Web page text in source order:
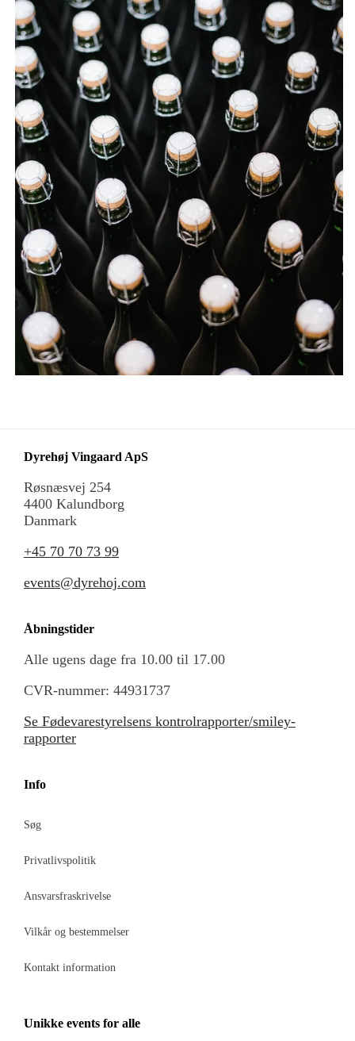
Dyrehøj Vingaard ApS
Røsnæsvej 254
4400 Kalundborg
Danmark
+45 70 70 73 99
events@dyrehoj.com
Åbningstider
Alle ugens dage fra 10.00 til 17.00
CVR-nummer: 44931737
Se Fødevarestyrelsens kontrolrapporter/smiley-
rapporter
Info
Søg
Privatlivspolitik
Ansvarsfraskrivelse
Vilkår og bestemmelser
Kontakt information
Unikke events for alle